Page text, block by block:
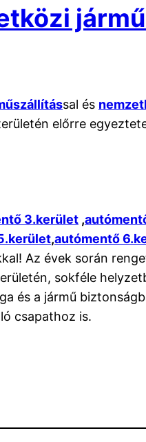
sal és
előrre
3.kerület ,
,autómentő
Az évek során
sokféle
és a jármű
csapathoz is.